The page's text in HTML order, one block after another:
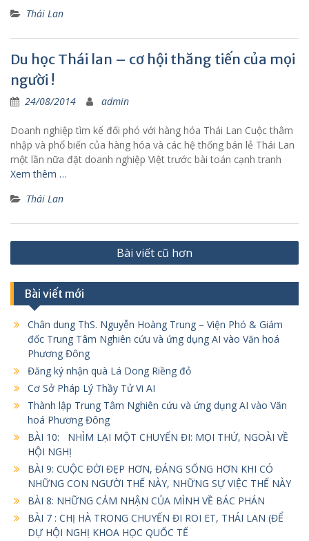
Thái Lan
Du học Thái lan – cơ hội thăng tiến của mọi
người !
24/08/2014 admin
Doanh nghiệp tìm kế đối phó với hàng hóa Thái Lan Cuộc thâm
nhập và phổ biến của hàng hóa và các hệ thống bán lẻ Thái Lan
một lần nữa đặt doanh nghiệp Việt trước bài toán cạnh tranh
Xem thêm …
Thái Lan
Điều
hướng
bài
viết
Bài viết cũ hơn
Bài viết mới
Chân dung ThS. Nguyễn Hoàng Trung – Viện Phó & Giám
đốc Trung Tâm Nghiên cứu và ứng dụng AI vào Văn hoá
Phương Đông
Đăng ký nhận quà Lá Dong Riềng đỏ
Cơ Sở Pháp Lý Thầy Tử Vi AI
Thành lập Trung Tâm Nghiên cứu và ứng dụng AI vào Văn
hoá Phương Đông
BÀI 10: NHÌM LẠI MỘT CHUYẾN ĐI: MỌI THỨ, NGOÀI VỀ
HỘI NGHỊ
BÀI 9: CUỘC ĐỜI ĐẸP HƠN, ĐÁNG SỐNG HƠN KHI CÓ
NHỮNG CON NGƯỜI THẾ NÀY, NHỮNG SỰ VIỆC THẾ NÀY
BÀI 8: NHỮNG CẢM NHẬN CỦA MÌNH VỀ BÁC PHÁN
BÀI 7 : CHỊ HÀ TRONG CHUYẾN ĐI ROI ET, THÁI LAN (ĐỂ
DỰ HỘI NGHỊ KHOA HỌC QUỐC TẾ